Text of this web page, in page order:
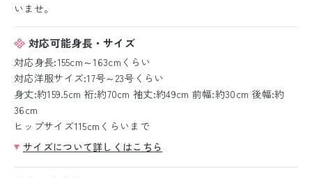
いませ。
対応可能身長・サイズ
対応身長:155cm～163cmくらい
対応洋服サイズ:17号～23号くらい
身丈:約159.5cm 裄:約70cm 袖丈:約49cm 前幅:約30cm 後幅:約
36cm
ヒップサイズ115cmくらいまで
サイズについて詳しくはこちら